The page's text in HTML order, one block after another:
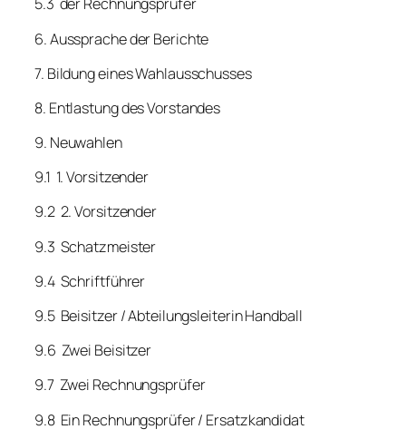
6. Aussprache der Berichte
7. Bildung eines Wahlausschusses
8. Entlastung des Vorstandes
9. Neuwahlen
9.1 1. Vorsitzender
9.2 2. Vorsitzender
9.3 Schatzmeister
9.4 Schriftführer
9.5 Beisitzer / Abteilungsleiterin Handball
9.6 Zwei Beisitzer
9.7 Zwei Rechnungsprüfer
9.8 Ein Rechnungsprüfer / Ersatzkandidat